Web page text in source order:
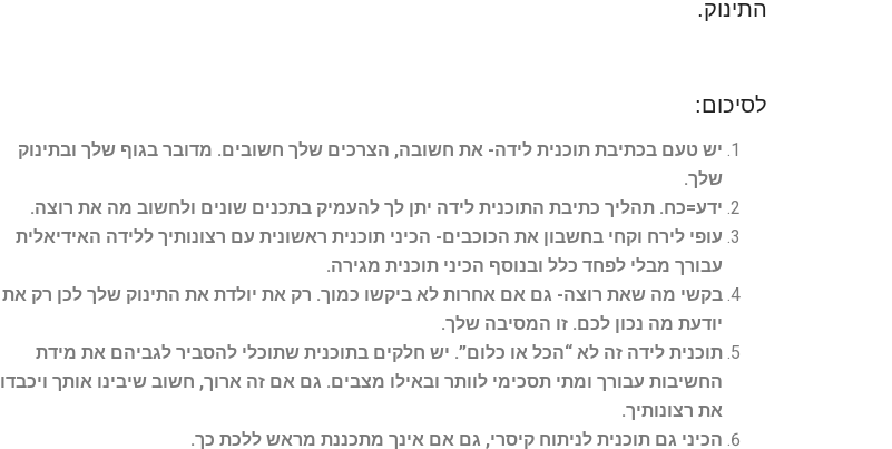
התינוק.
לסיכום:
יש טעם בכתיבת תוכנית לידה- את חשובה, הצרכים שלך חשובים. מדובר בגוף שלך ובתינוק
שלך.
ידע=כח. תהליך כתיבת התוכנית לידה יתן לך להעמיק בתכנים שונים ולחשוב מה את רוצה.
עופי לירח וקחי בחשבון את הכוכבים- הכיני תוכנית ראשונית עם רצונותיך ללידה האידיאלית
עבורך מבלי לפחד כלל ובנוסף הכיני תוכנית מגירה.
בקשי מה שאת רוצה- גם אם אחרות לא ביקשו כמוך. רק את יולדת את התינוק שלך לכן רק את
יודעת מה נכון לכם. זו המסיבה שלך.
תוכנית לידה זה לא “הכל או כלום”. יש חלקים בתוכנית שתוכלי להסביר לגביהם את מידת
החשיבות עבורך ומתי תסכימי לוותר ובאילו מצבים. גם אם זה ארוך, חשוב שיבינו אותך ויכבדו
את רצונותיך.
הכיני גם תוכנית לניתוח קיסרי, גם אם אינך מתכננת מראש ללכת כך.